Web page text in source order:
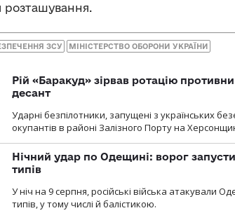
розташування.
ЗСУ МІНІСТЕРСТВО ОБОРОНИ УКРАЇНИ
Рій «Баракуд» зірвав ротацію
десант
Ударні безпілотники, запущені з українських
окупантів в районі Залізного Порту на
Нічний удар по Одещині: ворог
типів
У ніч на 9 серпня, російські війська атакували
типів, у тому числі й балістикою.